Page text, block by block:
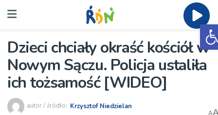
Dzieci chciały okraść kościół w
Nowym Sączu. Policja ustaliła
ich tożsamość [WIDEO]
autor / źródło: Krzysztof Niedzielan
A